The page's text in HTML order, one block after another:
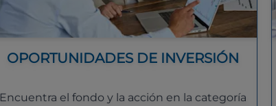
OPORTUNIDADES DE INVERSIÓN
Encuentra el fondo y la acción en la categoría